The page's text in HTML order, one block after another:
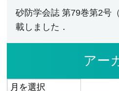
砂防学会誌 第79巻第2号
載しました．
アー
ア